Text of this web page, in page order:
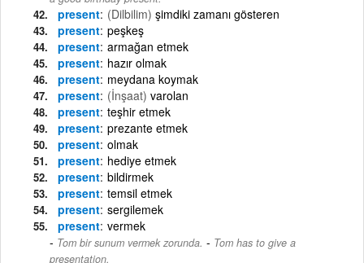
present (Dilbilim) şimdiki zamanı gösteren
present peşkeş
present armağan etmek
present hazır olmak
present meydana koymak
present (İnşaat) varolan
present teşhir etmek
present prezante etmek
present olmak
present hediye etmek
present bildirmek
present temsil etmek
present sergilemek
present vermek
Tom bir sunum vermek zorunda. - Tom has to give a
presentation.